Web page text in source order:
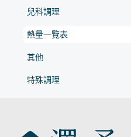
兒科調理
熱量一覽表
其他
特殊調理